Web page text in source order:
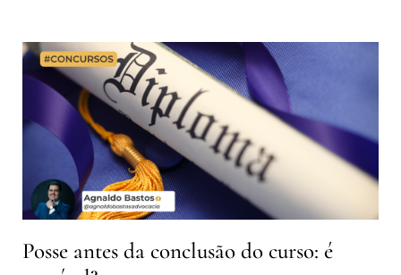
Posse antes da conclusão do curso: é